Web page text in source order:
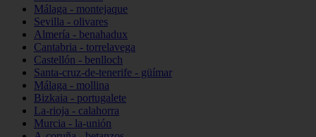
Málaga - montejaque
Sevilla - olivares
Almería - benahadux
Cantabria - torrelavega
Castellón - benlloch
Santa-cruz-de-tenerife - güímar
Málaga - mollina
Bizkaia - portugalete
La-rioja - calahorra
Murcia - la-unión